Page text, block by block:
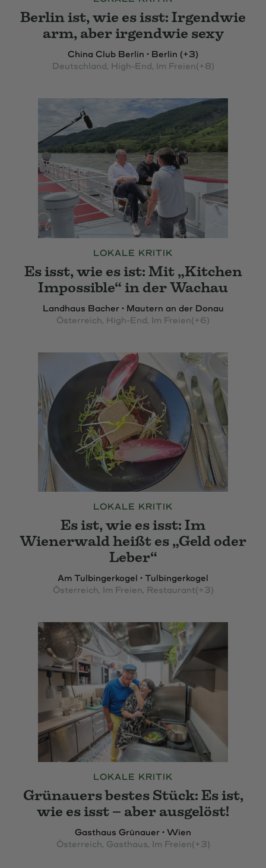
Berlin ist, wie es isst: Irgendwie
arm, aber irgendwie sexy
China Club Berlin • Berlin (+3)
Deutschland, High-End, Im Freien(+8)
LOKALE KRITIK
Es isst, wie es ist: Mit „Kitchen
Impossible“ in der Wachau
Landhaus Bacher • Mautern an der Donau
Österreich, High-End, Im Freien(+6)
LOKALE KRITIK
Es ist, wie es isst: Im
Wienerwald heißt es „Geld oder
Leber“
Am Tulbingerkogel • Tulbingerkogel
Österreich, Im Freien, Restaurant(+3)
LOKALE KRITIK
Grünauers bestes Stück: Es ist,
wie es isst – aber ausgelöst!
Gasthaus Grünauer • Wien
Österreich, Gasthaus, Im Freien(+3)